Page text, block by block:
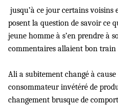
jusqu’à ce jour certains voisins
posent la question de savoir ce
jeune homme à s’en prendre à
commentaires allaient bon train
Ali a subitement changé à
consommateur invétéré de
changement brusque de